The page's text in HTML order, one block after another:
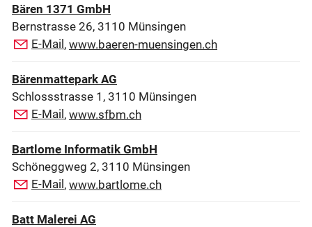
Bären 1371 GmbH
Bernstrasse 26, 3110 Münsingen
E-Mail , www.baeren-muensingen.ch
Bärenmattepark AG
Schlossstrasse 1, 3110 Münsingen
E-Mail , www.sfbm.ch
Bartlome Informatik GmbH
Schöneggweg 2, 3110 Münsingen
E-Mail , www.bartlome.ch
Batt Malerei AG